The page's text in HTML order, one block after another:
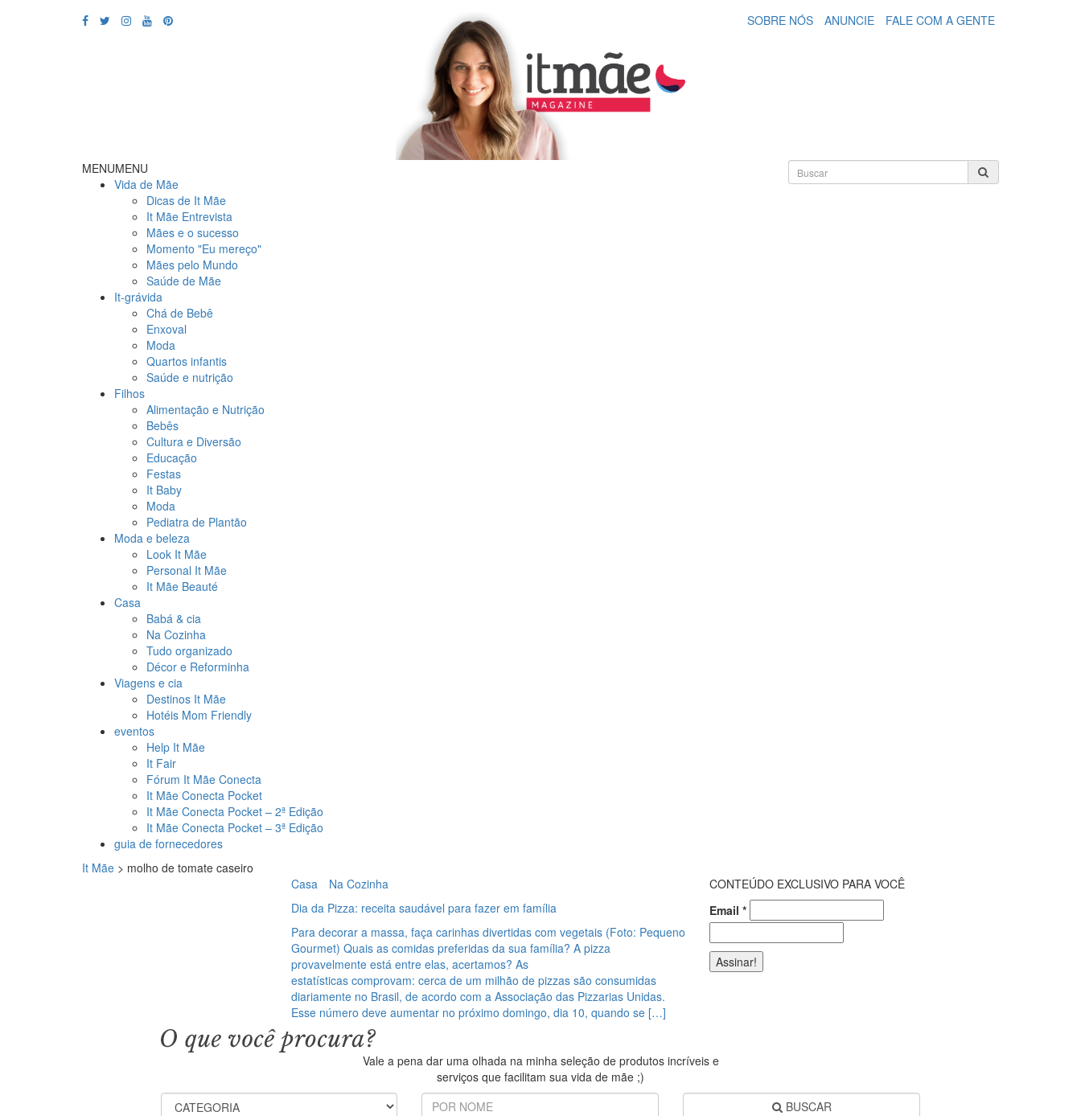
SOBRE NÓS ANUNCIE FALE COM A GENTE
MENUMENU
Vida de Mãe
Dicas de It Mãe
It Mãe Entrevista
Mães e o sucesso
Momento "Eu mereço"
Mães pelo Mundo
Saúde de Mãe
It-grávida
Chá de Bebê
Enxoval
Moda
Quartos infantis
Saúde e nutrição
Filhos
Alimentação e Nutrição
Bebês
Cultura e Diversão
Educação
Festas
It Baby
Moda
Pediatra de Plantão
Moda e beleza
Look It Mãe
Personal It Mãe
It Mãe Beauté
Casa
Babá & cia
Na Cozinha
Tudo organizado
Décor e Reforminha
Viagens e cia
Destinos It Mãe
Hotéis Mom Friendly
eventos
Help It Mãe
It Fair
Fórum It Mãe Conecta
It Mãe Conecta Pocket
It Mãe Conecta Pocket – 2ª Edição
It Mãe Conecta Pocket – 3ª Edição
guia de fornecedores
It Mãe > molho de tomate caseiro
Casa
Na Cozinha
Dia da Pizza: receita saudável para fazer em família
Para decorar a massa, faça carinhas divertidas com vegetais (Foto: Pequeno
Gourmet) Quais as comidas preferidas da sua família? A pizza
provavelmente está entre elas, acertamos? As
estatísticas comprovam: cerca de um milhão de pizzas são consumidas
diariamente no Brasil, de acordo com a Associação das Pizzarias Unidas.
Esse número deve aumentar no próximo domingo, dia 10, quando se […]
CONTEÚDO EXCLUSIVO PARA VOCÊ
Email *
Vale a pena dar uma olhada na minha seleção de produtos incríveis e
serviços que facilitam sua vida de mãe ;)
BUSCAR